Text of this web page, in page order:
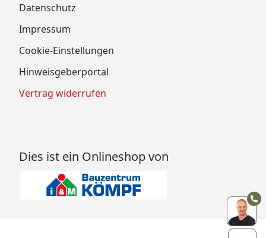
Datenschutz
Impressum
Cookie-Einstellungen
Hinweisgeberportal
Vertrag widerrufen
Dies ist ein Onlineshop von